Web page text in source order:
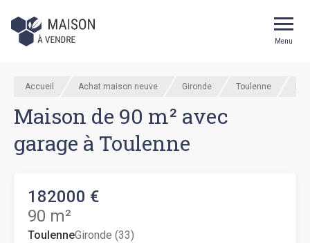
Menu
Accueil Achat maison neuve Gironde Toulenne
Maison de 90 m² avec
garage à Toulenne
182000 €
90 m²
ToulenneGironde (33)